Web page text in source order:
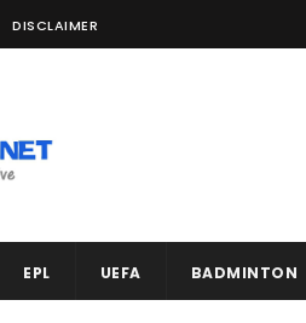
DISCLAIMER
EPL UEFA BADMINTON